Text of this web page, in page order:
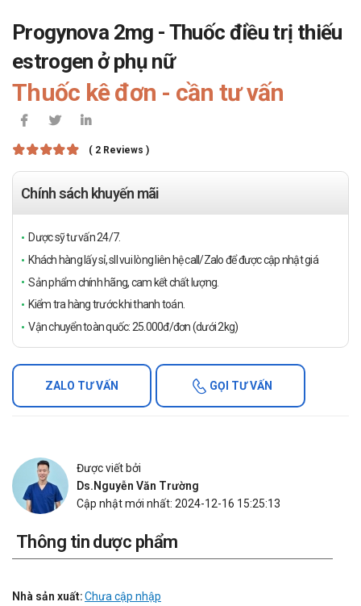
Progynova 2mg - Thuốc điều trị thiếu
estrogen ở phụ nữ
Thuốc kê đơn - cần tư vấn
( 2 Reviews )
Chính sách khuyến mãi
Dược sỹ tư vấn 24/7.
Khách hàng lấy sỉ, sll vui lòng liên hệ call/Zalo để được cập nhật giá
Sản phẩm chính hãng, cam kết chất lượng.
Kiểm tra hàng trước khi thanh toán.
Vận chuyển toàn quốc: 25.000đ/đơn (dưới 2kg)
ZALO TƯ VẤN GỌI TƯ VẤN
Được viết bởi
Ds.Nguyễn Văn Trường
Cập nhật mới nhất: 2024-12-16 15:25:13
Thông tin dược phẩm
Nhà sản xuất:Chưa cập nhập